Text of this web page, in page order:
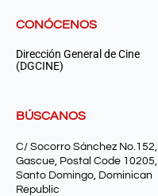
CONÓCENOS
Dirección General de Cine
(DGCINE)
BÚSCANOS
C/ Socorro Sánchez No.152,
Gascue, Postal Code 10205,
Santo Domingo, Dominican
Republic